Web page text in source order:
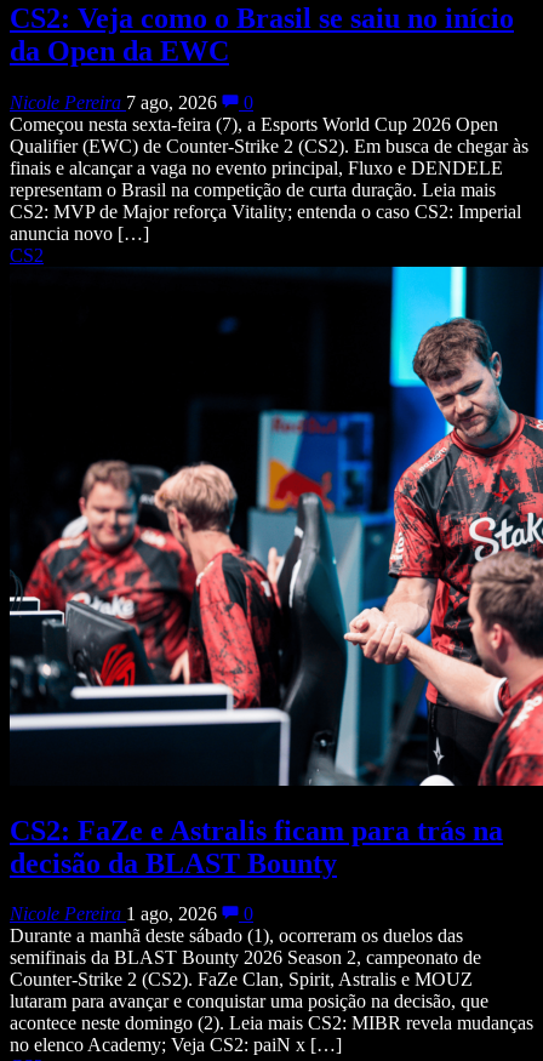
CS2: Veja como o Brasil se saiu no início
da Open da EWC
Nicole Pereira 7 ago, 2026
0
Começou nesta sexta-feira (7), a Esports World Cup 2026 Open
Qualifier (EWC) de Counter-Strike 2 (CS2). Em busca de chegar às
finais e alcançar a vaga no evento principal, Fluxo e DENDELE
representam o Brasil na competição de curta duração. Leia mais
CS2: MVP de Major reforça Vitality; entenda o caso CS2: Imperial
anuncia novo […]
CS2
CS2: FaZe e Astralis ficam para trás na
decisão da BLAST Bounty
Nicole Pereira 1 ago, 2026
0
Durante a manhã deste sábado (1), ocorreram os duelos das
semifinais da BLAST Bounty 2026 Season 2, campeonato de
Counter-Strike 2 (CS2). FaZe Clan, Spirit, Astralis e MOUZ
lutaram para avançar e conquistar uma posição na decisão, que
acontece neste domingo (2). Leia mais CS2: MIBR revela mudanças
no elenco Academy; Veja CS2: paiN x […]